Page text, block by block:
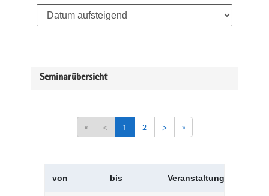
Seminarübersicht
« < 1 2 > »
von bis Veranstaltungskürzel